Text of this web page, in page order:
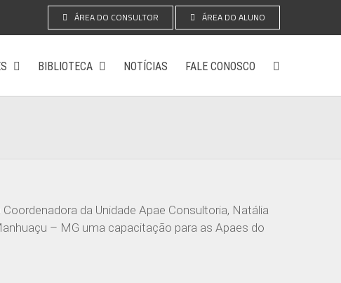
ÁREA DO CONSULTOR ÁREA DO ALUNO
BIBLIOTECA NOTÍCIAS FALE CONOSCO
da Unidade Apae Consultoria, Natália
– MG uma capacitação para as Apaes do